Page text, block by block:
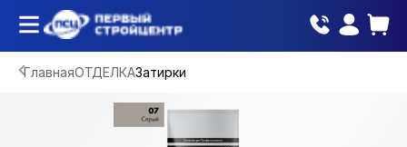
ГлавнаяОТДЕЛКАЗатирки